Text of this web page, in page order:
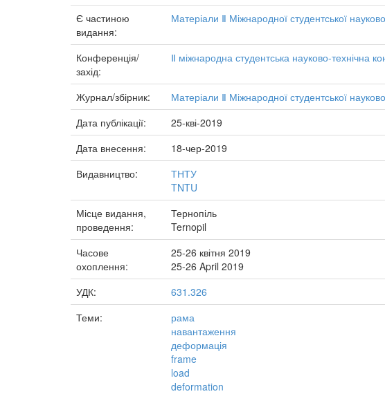
Є частиною
видання:
Матеріали Ⅱ Міжнародної студентської
Конференція/
захід:
Ⅱ міжнародна студентська науково-технічна
Журнал/збірник:
Матеріали Ⅱ Міжнародної студентської
Дата публікації:
25-кві-2019
Дата внесення:
18-чер-2019
Видавництво:
ТНТУ
TNTU
Місце видання,
проведення:
Тернопіль
Ternopil
Часове
охоплення:
25-26 квітня 2019
25-26 April 2019
УДК:
631.326
Теми:
рама
навантаження
деформація
frame
load
deformation